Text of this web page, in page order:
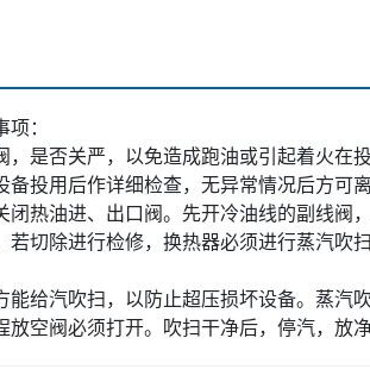
：
，是否关严，以免造成跑油或引起着火在
投用后作详细检查，无异常情况后方可
热油进、出口阀。先开冷油线的副线阀
若切除进行检修，换热器必须进行蒸汽
能给汽吹扫，以防止超压损坏设备。蒸汽
空阀必须打开。吹扫干净后，停汽，放净